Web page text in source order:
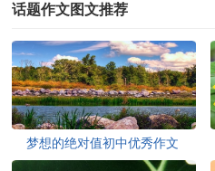
话题作文图文推荐
梦想的绝对值初中优秀作文